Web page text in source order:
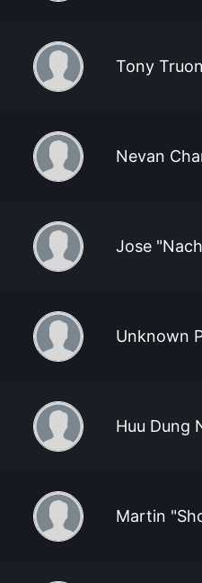
Tony
Nevan
Jose
Unknown
Huu Dung
Martin